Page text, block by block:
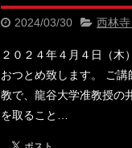
2024/03/30 西林
２０２４年４月４日（木
おつとめ致します。 ご
教で、龍谷大学准教授の
を取ること…